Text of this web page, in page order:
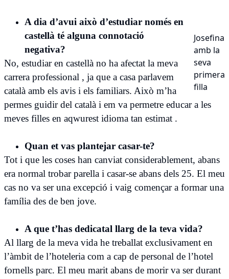
Josefina
amb la
seva
primera
filla
A dia d’avui això d’estudiar només en
castellà té alguna connotació
negativa?
No, estudiar en castellà no ha afectat la meva
carrera professional , ja que a casa parlavem
català amb els avis i els familiars. Això m’ha
permes guidir del català i em va permetre educar a les
meves filles en aqwurest idioma tan estimat .
Quan et vas plantejar casar-te?
Tot i que les coses han canviat considerablement, abans
era normal trobar parella i casar-se abans dels 25. El meu
cas no va ser una excepció i vaig començar a formar una
família des de ben jove.
A que t’has dedicatal llarg de la teva vida?
Al llarg de la meva vida he treballat exclusivament en
l’àmbit de l’hoteleria com a cap de personal de l’hotel
fornells parc. El meu marit abans de morir va ser durant